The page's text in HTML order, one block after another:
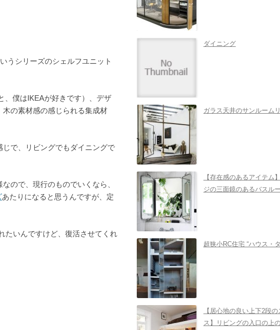
うシリーズのシェルフユニット
、僕はIKEAが好きです）、デザ
の素材感の感じられる集成材
で、リビングでもダイニングで
ので、現行のものでいくなら、
あたりになると思うんですが、定
たいんですけど、復活させてくれ
ダイニング
ガラス天井のサンルーム
【存在感のあるアイテム
ジの三面鏡のあるバスル
超狭小RC住宅 “ハウス・
【居心地の良い上下2段の
ス】リビングの入口の上